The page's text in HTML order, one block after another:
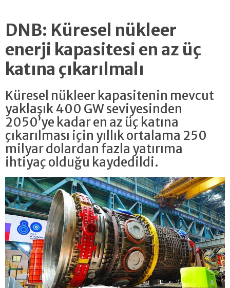
DNB: Küresel nükleer
enerji kapasitesi en az üç
katına çıkarılmalı
Küresel nükleer kapasitenin mevcut
yaklaşık 400 GW seviyesinden
2050’ye kadar en az üç katına
çıkarılması için yıllık ortalama 250
milyar dolardan fazla yatırıma
ihtiyaç olduğu kaydedildi.